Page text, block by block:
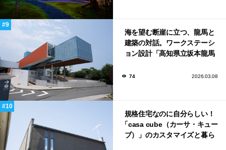
海を望む断崖に立つ、龍馬と
建築の対話。ワークステーシ
ョン設計「高知県立坂本龍馬
74 2026.03.08
規格住宅なのに自分らしい！
「casa cube（カーサ・キュー
ブ）」のカスタマイズと暮ら